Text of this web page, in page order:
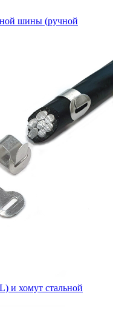
шины (ручной
и хомут стальной